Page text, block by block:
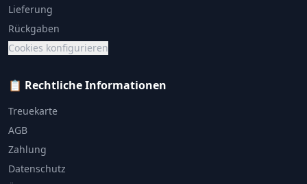
Lieferung
Rückgaben
Cookies konfigurieren
📋 Rechtliche Informationen
Treuekarte
AGB
Zahlung
Datenschutz